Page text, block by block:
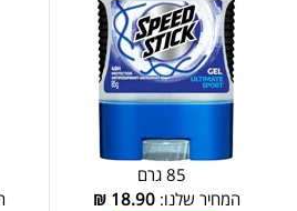
המחיר שלנו:18.90
₪